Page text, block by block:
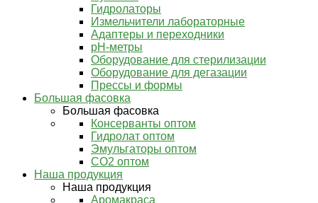
Гидролаторы
Измельчители лабораторные
Адаптеры и переходники
pH-метры
Оборудование для стерилизации
Оборудование для дегазации
Прессы и формы
Большая фасовка
Большая фасовка
Консерванты оптом
Гидролат оптом
Эмульгаторы оптом
СО2 оптом
Наша продукция
Наша продукция
Аромакраса